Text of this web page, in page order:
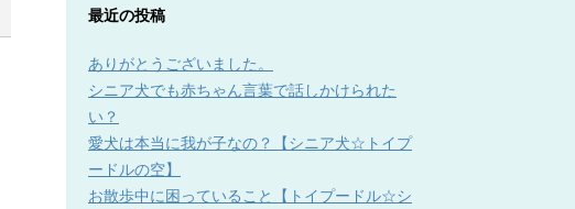
最近の投稿
ありがとうございました。
シニア犬でも赤ちゃん言葉で話しかけられた
い？
愛犬は本当に我が子なの？【シニア犬☆トイプ
ードルの空】
お散歩中に困っていること【トイプードル☆シ